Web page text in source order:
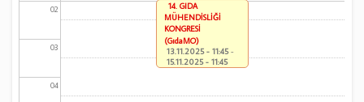
02
03
04
14. GIDA
MÜHENDİSLİĞİ
KONGRESİ
(GıdaMO)
13.11.2025 - 11:45-
15.11.2025 - 11:45